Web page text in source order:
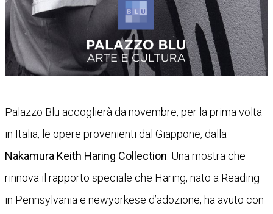
Palazzo Blu accoglierà da novembre, per la prima volta
in Italia, le opere provenienti dal Giappone, dalla
Nakamura Keith Haring Collection . Una mostra che
rinnova il rapporto speciale che Haring, nato a Reading
in Pennsylvania e newyorkese d’adozione, ha avuto con